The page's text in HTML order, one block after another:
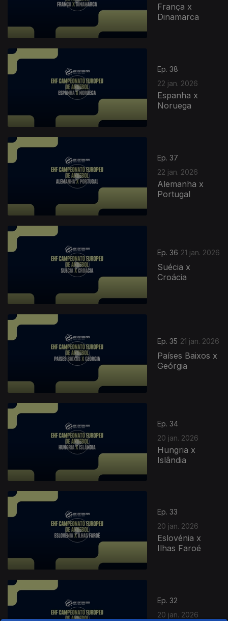
França x
Dinamarca
Ep. 38
22 jan. 2026
Espanha x
Noruega
Ep. 37
22 jan. 2026
Alemanha x
Portugal
Ep. 36 21 jan. 2026
Suécia x
Croácia
Ep. 35 21 jan. 2026
Países Baixos x
Geórgia
Ep. 34
20 jan. 2026
Hungria x
Islândia
Ep. 33
20 jan. 2026
Eslovénia x
Ilhas Faroé
Ep. 32
20 jan. 2026